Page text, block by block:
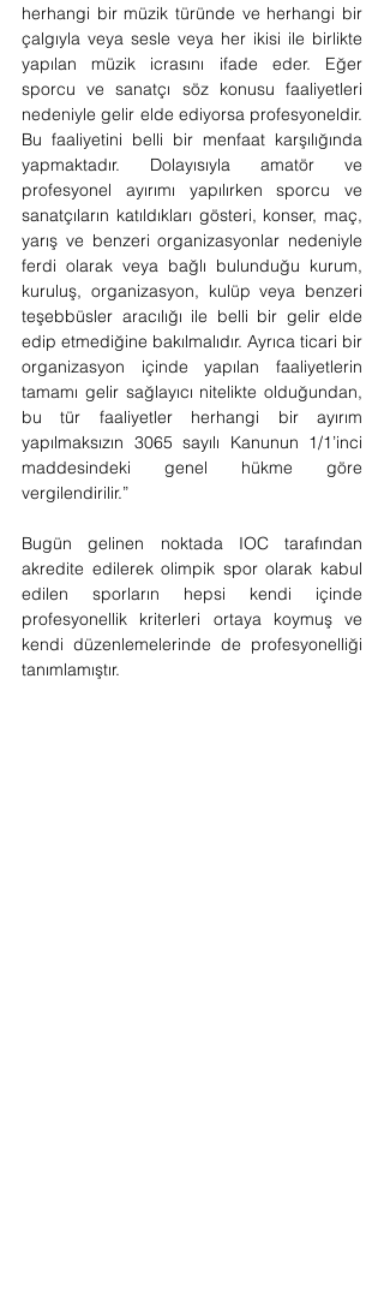
herhangi bir müzik türünde ve herhangi bir
çalgıyla veya sesle veya her ikisi ile birlikte
yapılan müzik icrasını ifade eder. Eğer
sporcu ve sanatçı söz konusu faaliyetleri
nedeniyle gelir elde ediyorsa profesyoneldir.
Bu faaliyetini belli bir menfaat karşılığında
yapmaktadır. Dolayısıyla amatör ve
profesyonel ayırımı yapılırken sporcu ve
sanatçıların katıldıkları gösteri, konser, maç,
yarış ve benzeri organizasyonlar nedeniyle
ferdi olarak veya bağlı bulunduğu kurum,
kuruluş, organizasyon, kulüp veya benzeri
teşebbüsler aracılığı ile belli bir gelir elde
edip etmediğine bakılmalıdır. Ayrıca ticari bir
organizasyon içinde yapılan faaliyetlerin
tamamı gelir sağlayıcı nitelikte olduğundan,
bu tür faaliyetler herhangi bir ayırım
yapılmaksızın 3065 sayılı Kanunun 1/1’inci
maddesindeki genel hükme göre
vergilendirilir.”
Bugün gelinen noktada IOC tarafından
akredite edilerek olimpik spor olarak kabul
edilen sporların hepsi kendi içinde
profesyonellik kriterleri ortaya koymuş ve
kendi düzenlemelerinde de profesyonelliği
tanımlamıştır.